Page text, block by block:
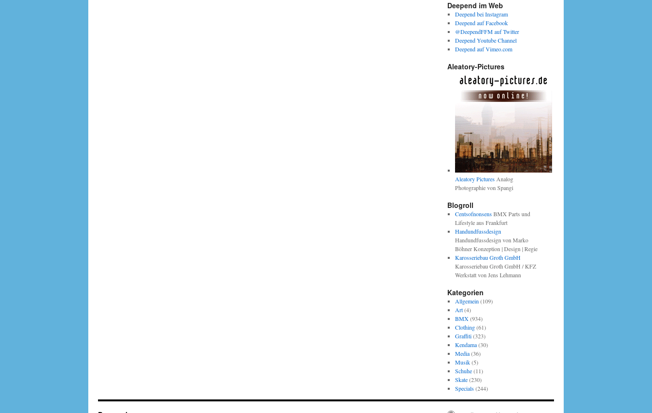
Deepend im Web
Deepend bei Instagram
Deepend auf Facebook
@DeependFFM auf Twitter
Deepend Youtube Channel
Deepend auf Vimeo.com
Aleatory-Pictures
Aleatory PicturesAnalog
Photographie von Spangi
Blogroll
CentsofnonsensBMX Parts und
Lifestyle aus Frankfurt
Handundfussdesign
Handundfussdesign von Marko
Böhner Konzeption | Design | Regie
Karosseriebau Groth GmbH
Karosseriebau Groth GmbH / KFZ
Werkstatt von Jens Lehmann
Kategorien
Allgemein (109)
Art(4)
BMX(934)
Clothing(61)
Graffiti(323)
Kendama(30)
Media(36)
Musik(5)
Schuhe(11)
Skate(230)
Specials(244)